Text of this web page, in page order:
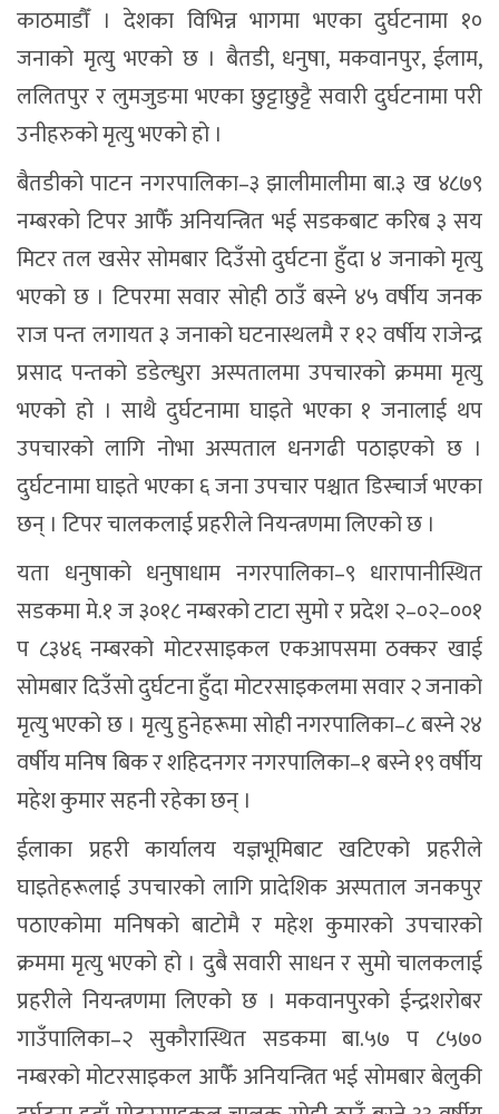
काठमाडौँ । देशका विभिन्न भागमा भएका दुर्घटनामा १०
जनाको मृत्यु भएको छ । बैतडी, धनुषा, मकवानपुर, ईलाम,
ललितपुर र लुमजुङमा भएका छुट्टाछुट्टै सवारी दुर्घटनामा परी
उनीहरुको मृत्यु भएको हो ।
बैतडीको पाटन नगरपालिका–३ झालीमालीमा बा.३ ख ४८७९
नम्बरको टिपर आफैँ अनियन्त्रित भई सडकबाट करिब ३ सय
मिटर तल खसेर सोमबार दिउँसो दुर्घटना हुँदा ४ जनाको मृत्यु
भएको छ । टिपरमा सवार सोही ठाउँ बस्ने ४५ वर्षीय जनक
राज पन्त लगायत ३ जनाको घटनास्थलमै र १२ वर्षीय राजेन्द्र
प्रसाद पन्तको डडेल्धुरा अस्पतालमा उपचारको क्रममा मृत्यु
भएको हो । साथै दुर्घटनामा घाइते भएका १ जनालाई थप
उपचारको लागि नोभा अस्पताल धनगढी पठाइएको छ ।
दुर्घटनामा घाइते भएका ६ जना उपचार पश्चात डिस्चार्ज भएका
छन् । टिपर चालकलाई प्रहरीले नियन्त्रणमा लिएको छ ।
यता धनुषाको धनुषाधाम नगरपालिका–९ धारापानीस्थित
सडकमा मे.१ ज ३०१८ नम्बरको टाटा सुमो र प्रदेश २–०२–००१
प ८३४६ नम्बरको मोटरसाइकल एकआपसमा ठक्कर खाई
सोमबार दिउँसो दुर्घटना हुँदा मोटरसाइकलमा सवार २ जनाको
मृत्यु भएको छ । मृत्यु हुनेहरूमा सोही नगरपालिका–८ बस्ने २४
वर्षीय मनिष बिक र शहिदनगर नगरपालिका–१ बस्ने १९ वर्षीय
महेश कुमार सहनी रहेका छन् ।
ईलाका प्रहरी कार्यालय यज्ञभूमिबाट खटिएको प्रहरीले
घाइतेहरूलाई उपचारको लागि प्रादेशिक अस्पताल जनकपुर
पठाएकोमा मनिषको बाटोमै र महेश कुमारको उपचारको
क्रममा मृत्यु भएको हो । दुबै सवारी साधन र सुमो चालकलाई
प्रहरीले नियन्त्रणमा लिएको छ । मकवानपुरको ईन्द्रशरोबर
गाउँपालिका–२ सुकौरास्थित सडकमा बा.५७ प ८५७०
नम्बरको मोटरसाइकल आफैँ अनियन्त्रित भई सोमबार बेलुकी